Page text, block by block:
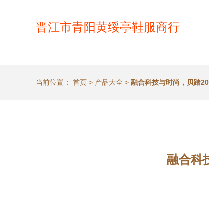
晋江市青阳黄绥亭鞋服商行
当前位置： 首页 > 产品大全 > 融合科技与时尚，贝踏
融合科